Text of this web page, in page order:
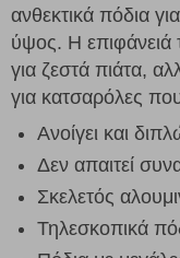
ανθεκτικά πόδια
ύψος. Η επιφάνειά
για ζεστά πιάτα,
για κατσαρόλες
Ανοίγει και
Δεν απαιτεί
Σκελετός
Τηλεσκοπικά